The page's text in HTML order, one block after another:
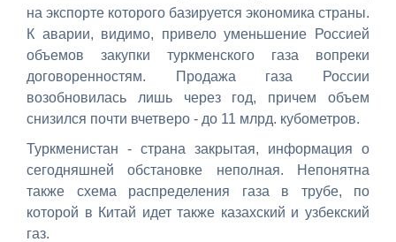
на экспорте которого базируется экономика страны.
К аварии, видимо, привело уменьшение Россией
объемов закупки туркменского газа вопреки
договоренностям. Продажа газа России
возобновилась лишь через год, причем объем
снизился почти вчетверо - до 11 млрд. кубометров.
Туркменистан - страна закрытая, информация о
сегодняшней обстановке неполная. Непонятна
также схема распределения газа в трубе, по
которой в Китай идет также казахский и узбекский
газ.